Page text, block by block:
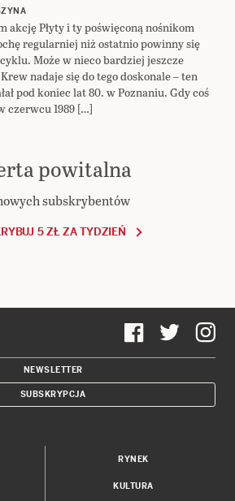
akcję Płyty i ty poświęconą nośnikom
regularniej niż ostatnio powinny się
Może w nieco bardziej jeszcze
nadaje się do tego doskonale – ten
pod koniec lat 80. w Poznaniu. Gdy coś
czerwcu 1989 […]
powitalna
subskrybentów
5 ZŁ ZA TYDZIEŃ
NEWSLETTER
SUBSKRYPCJA
RYNEK
KULTURA